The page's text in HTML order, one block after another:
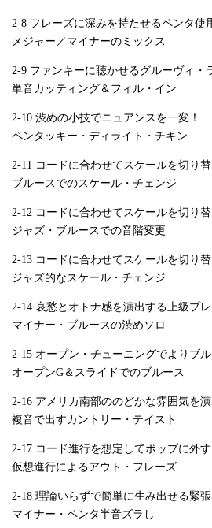
2-8 フレーズに深みを持たせるペンタ使
メジャー／マイナーのミックス
2-9 ファンキーに聴かせるグルーヴィ・
単音カッティング＆フィル・イン
2-10 渋めの小技でニュアンスを一変！
ペンタッキー・ディライト・チキン
2-11 コードに合わせてスケールを切り
ブルースでのスケール・チェンジ
2-12 コードに合わせてスケールを切り
ジャズ・ブルースでの音階変更
2-13 コードに合わせてスケールを切り
ジャズ的なスケール・チェンジ
2-14 哀愁とオトナ感を演出する上級プレ
マイナー・ブルースの渋めソロ
2-15 オープン・チューニングでよりブル
オープンG＆スライドでのブルース
2-16 アメリカ南部ののどかな雰囲気を演
複音で出すカントリー・テイスト
2-17 コード進行を想定してポップに外す
仮想進行によるアウト・フレーズ
2-18 理論いらずで簡単に生み出せる緊張
マイナー・ペンタ半音ズラし